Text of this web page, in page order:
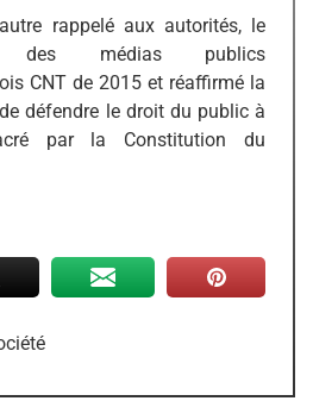
rappelé aux autorités, le
des médias publics
CNT de 2015 et réaffirmé la
défendre le droit du public à
par la Constitution du